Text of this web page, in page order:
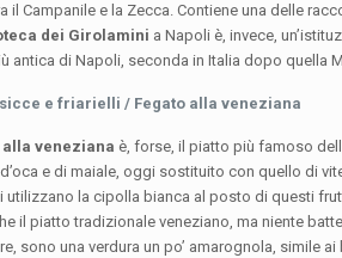
il Campanile e la Zecca. Contiene una delle
dei Girolamini a Napoli è, invece,
antica di Napoli, seconda in Italia dopo quella
e friarielli / Fegato alla veneziana
veneziana è, forse, il piatto più famoso
e di maiale, oggi sostituito con quello di
utilizzano la cipolla bianca al posto di questi
il piatto tradizionale veneziano, ma niente
sono una verdura un po’ amarognola, simile